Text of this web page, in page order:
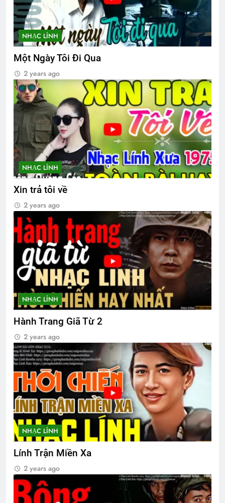
Tâm Sự Ngày Xuân
2 Years Ago
BÀI CA NGƯỜI TÔI TỚ (Rabindranath
Tagore)
3 Years Ago
Xuân Ca
2 Years Ago
Thăm chị QP NGUYỄN THANH KHIẾT
K15
2 Years Ago
CSVSQ Đỗ Thiếu Bá K25
3 Years Ago
Hòa
2 Years Ago
Thiết Đoàn 5 Kỵ Binh VNCH
2 Years Ago
English For Today book 4
1 Year Ago
MỘT NỤ HỒNG (Unknown)
NHẠC LÍNH
Một Ngày Tôi Đi Qua
2 years ago
NHẠC LÍNH
Xin trả tôi về
2 years ago
NHẠC LÍNH
Hành Trang Giã Từ 2
2 years ago
NHẠC LÍNH
Lính Trận Miền Xa
2 years ago